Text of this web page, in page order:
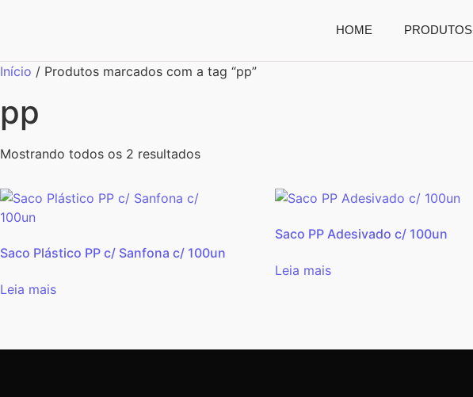
HOME PRODUTOS
Início / Produtos marcados com a tag “pp”
pp
Mostrando todos os 2 resultados
Saco Plástico PP c/ Sanfona c/ 100un
Leia mais
Saco PP Adesivado c/ 100un
Leia mais